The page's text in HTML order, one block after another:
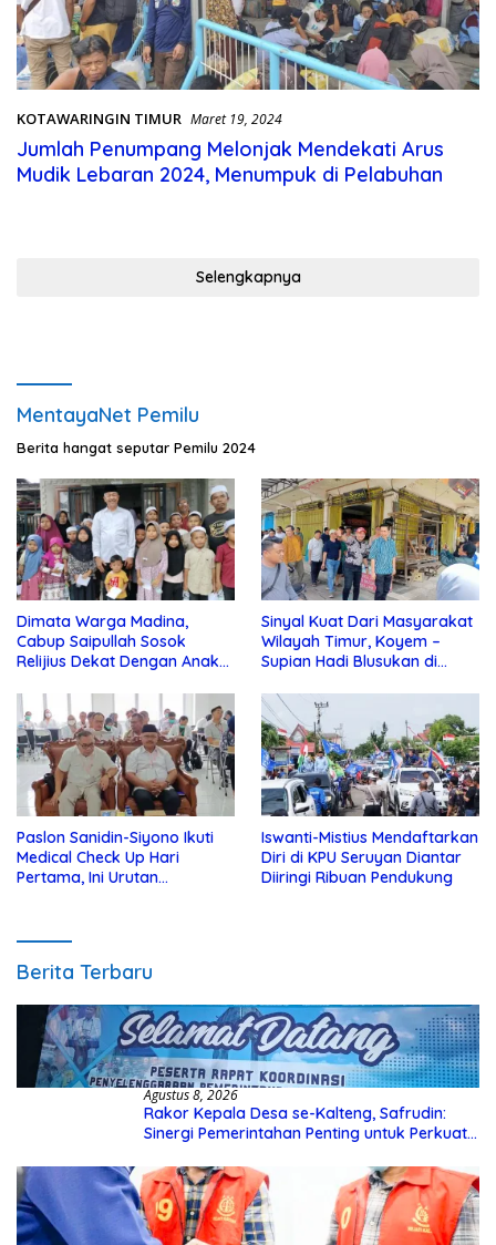
KOTAWARINGIN TIMUR Maret 19, 2024
Jumlah Penumpang Melonjak Mendekati Arus
Mudik Lebaran 2024, Menumpuk di Pelabuhan
Selengkapnya
MentayaNet Pemilu
Berita hangat seputar Pemilu 2024
Dimata Warga Madina,
Cabup Saipullah Sosok
Relijius Dekat Dengan Anak
Sinyal Kuat Dari Masyarakat
Wilayah Timur, Koyem –
Supian Hadi Blusukan di
Paslon Sanidin-Siyono Ikuti
Medical Check Up Hari
Pertama, Ini Urutan
Iswanti-Mistius Mendaftarkan
Diri di KPU Seruyan Diantar
Diiringi Ribuan Pendukung
Berita Terbaru
Agustus 8, 2026
Rakor Kepala Desa se-Kalteng, Safrudin:
Sinergi Pemerintahan Penting untuk Perkuat